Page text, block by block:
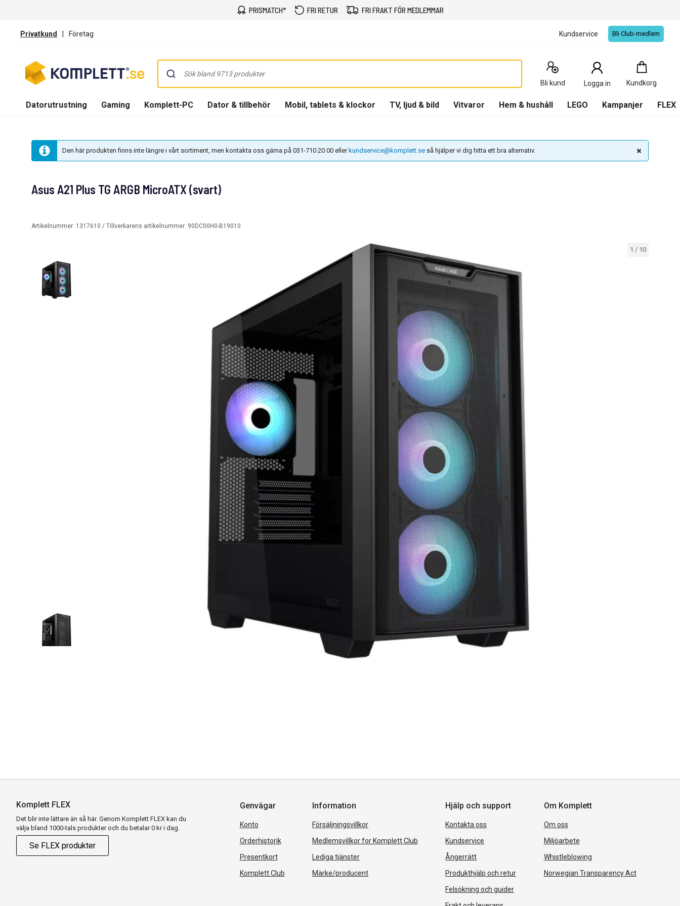
PRISMATCH* FRI RETUR FRI FRAKT FÖR MEDLEMMAR
Privatkund | Företag Kundservice Bli Club-medlem
Bli kund Logga in Kundkorg
Kundkorg
0
Produkter
Datorutrustning Gaming Komplett-PC Dator & tillbehör Mobil, tablets & klockor TV, ljud & bild Vitvaror Hem & hushåll LEGO Kampanjer FLEX
Den här produkten finns inte längre i vårt sortiment, men kontakta oss gärna på 031-710 20 00 eller kundservice@komplett.se så hjälper vi dig hitta ett bra alternativ.
1 / 10
Asus A21 Plus TG ARGB MicroATX (svart)
Artikelnummer: 1317610 / Tillverkarens artikelnummer: 90DC00H0-B19010
Komplett FLEX
Det blir inte lättare än så här. Genom Komplett FLEX kan du
välja bland 1000-tals produkter och du betalar 0 kr i dag.
Se FLEX produkter
Genvägar
Konto
Orderhistorik
Presentkort
Komplett Club
Information
Försäljningsvillkor
Medlemsvillkor for Komplett Club
Lediga tjänster
Märke/producent
Hjälp och support
Kontakta oss
Kundservice
Ångerrätt
Produkthjälp och retur
Felsökning och guider
Om Komplett
Om oss
Miljöarbete
Whistleblowing
Norwegian Transparency Act